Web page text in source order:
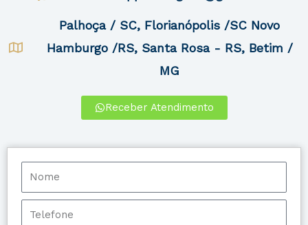
Palhoça / SC, Florianópolis /SC Novo
Hamburgo /RS, Santa Rosa - RS, Betim /
MG
Receber Atendimento